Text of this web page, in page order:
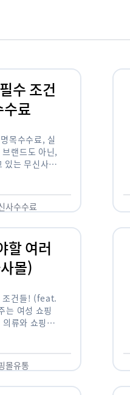
수 조건
료
목수수료, 실
랜드도 아닌,
있는 무신사!
사수수료
할 여러
몰)
조건들! (feat.
는 여성 쇼핑
류와 쇼핑몰
몰유통